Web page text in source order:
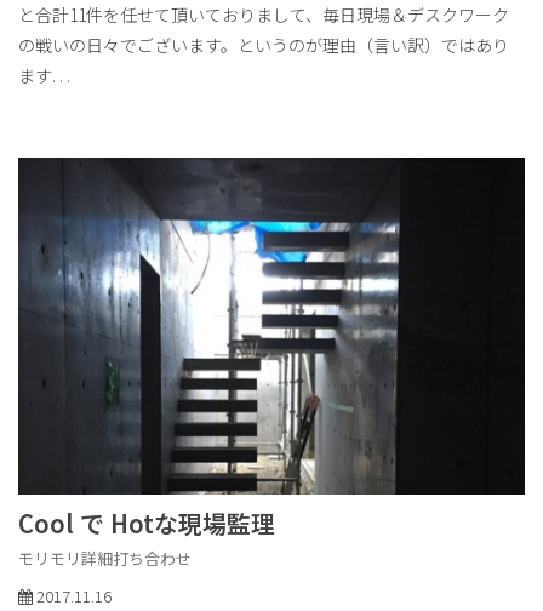
と合計11件を任せて頂いておりまして、毎日現場＆デスクワーク
の戦いの日々でございます。というのが理由（言い訳）ではあり
ます. . .
Cool で Hotな現場監理
モリモリ詳細打ち合わせ
2017.11.16